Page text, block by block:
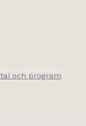
och program